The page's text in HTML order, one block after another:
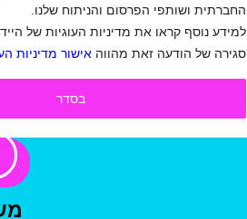
החברתית ושותפי הפרסום והניתוח שלנו.
למידע נוסף קראו את מדיניות העוגיות של
סגירה של הודעה זאת מהווה אישור מדיניות
בסדר
ל
ו